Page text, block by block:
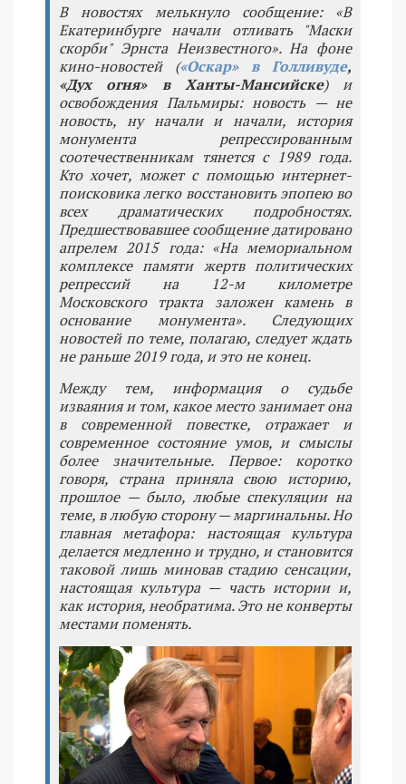
В новостях мелькнуло сообщение: «В
Екатеринбурге начали отливать "Маски
скорби" Эрнста Неизвестного». На фоне
кино-новостей («Оскар» в Голливуде,
«Дух огня» в Ханты-Мансийске) и
освобождения Пальмиры: новость — не
новость, ну начали и начали, история
монумента репрессированным
соотечественникам тянется с 1989 года.
Кто хочет, может с помощью интернет-
поисковика легко восстановить эпопею во
всех драматических подробностях.
Предшествовавшее сообщение датировано
апрелем 2015 года: «На мемориальном
комплексе памяти жертв политических
репрессий на 12-м километре
Московского тракта заложен камень в
основание монумента». Следующих
новостей по теме, полагаю, следует ждать
не раньше 2019 года, и это не конец.
Между тем, информация о судьбе
изваяния и том, какое место занимает она
в современной повестке, отражает и
современное состояние умов, и смыслы
более значительные. Первое: коротко
говоря, страна приняла свою историю,
прошлое — было, любые спекуляции на
теме, в любую сторону — маргинальны. Но
главная метафора: настоящая культура
делается медленно и трудно, и становится
таковой лишь миновав стадию сенсации,
настоящая культура — часть истории и,
как история, необратима. Это не конверты
местами поменять.